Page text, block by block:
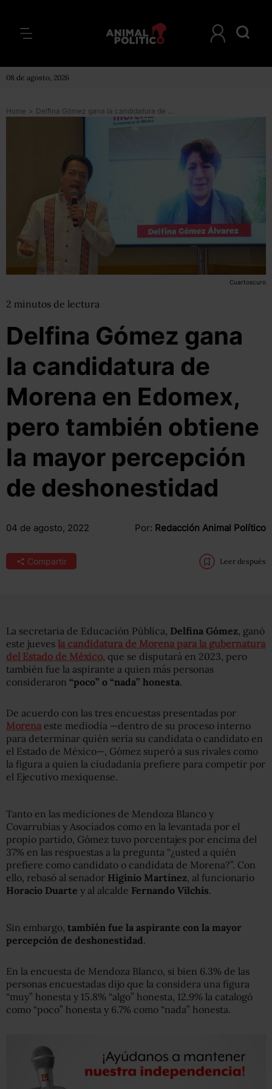
08 de agosto, 2026
Home > Delfina Gómez gana la candidatura de Morena en Edomex, pero también obtiene la mayor percepción de deshonestidad
Cuartoscuro
2 minutos de lectura
Delfina Gómez gana
la candidatura de
Morena en Edomex,
pero también obtiene
la mayor percepción
de deshonestidad
04 de agosto, 2022 Por: Redacción Animal Político
Compartir Leer después
La secretaria de Educación Pública, Delfina Gómez, ganó
este jueves la candidatura de Morena para la gubernatura
del Estado de México, que se disputará en 2023, pero
también fue la aspirante a quien más personas
consideraron “poco” o “nada” honesta.
De acuerdo con las tres encuestas presentadas por
Morenaeste mediodía —dentro de su proceso interno
para determinar quién sería su candidata o candidato en
el Estado de México—, Gómez superó a sus rivales como
la figura a quien la ciudadanía prefiere para competir por
el Ejecutivo mexiquense.
Tanto en las mediciones de Mendoza Blanco y
Covarrubias y Asociados como en la levantada por el
propio partido, Gómez tuvo porcentajes por encima del
37% en las respuestas a la pregunta “¿usted a quién
prefiere como candidato o candidata de Morena?”. Con
ello, rebasó al senador Higinio Martínez, al funcionario
Horacio Duarte y al alcalde Fernando Vilchis.
Sin embargo, también fue la aspirante con la mayor
percepción de deshonestidad.
En la encuesta de Mendoza Blanco, si bien 6.3% de las
personas encuestadas dijo que la considera una figura
“muy” honesta y 15.8% “algo” honesta, 12.9% la catalogó
como “poco” honesta y 6.7% como “nada” honesta.